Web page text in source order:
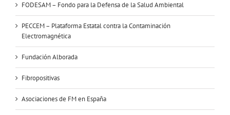
FODESAM – Fondo para la Defensa de la Salud Ambiental
PECCEM – Plataforma Estatal contra la Contaminación
Electromagnética
Fundación Alborada
Fibropositivas
Asociaciones de FM en España